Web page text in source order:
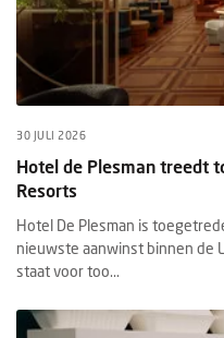
30 JULI 2026
Hotel de Plesman treedt
Resorts
Hotel De Plesman is
nieuwste aanwinst binnen de
staat voor too...